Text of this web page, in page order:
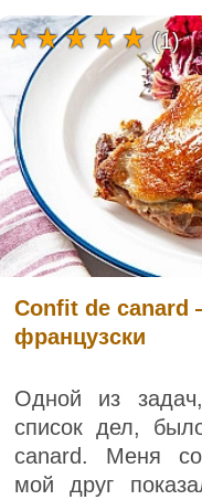
Confit de canard
французски
Одной из
список дел,
canard. Меня
мой друг
(1)